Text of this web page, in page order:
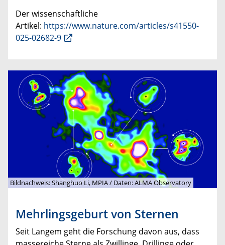
Der wissenschaftliche
Artikel: https://www.nature.com/articles/s41550-
025-02682-9
Bildnachweis: Shanghuo Li, MPIA / Daten: ALMA Observatory
Mehrlingsgeburt von Sternen
Seit Langem geht die Forschung davon aus, dass